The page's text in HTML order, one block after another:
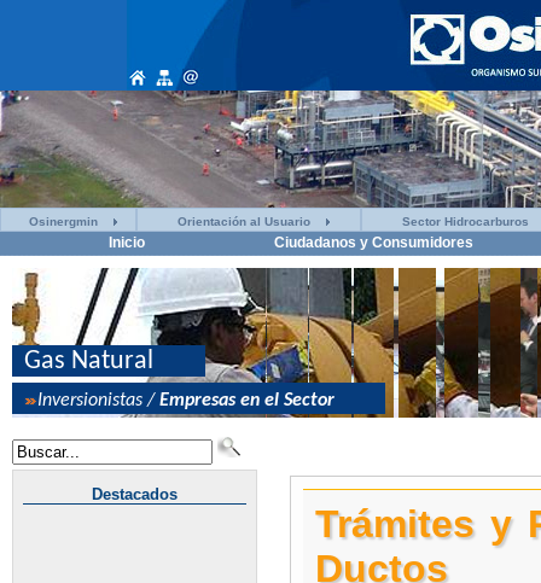
Osinergmin Orientación al Usuario Sector Hidrocarburos
Inicio Ciudadanos y Consumidores